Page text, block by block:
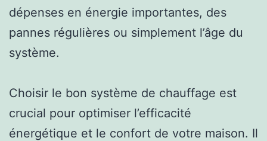
dépenses en énergie importantes, des
pannes régulières ou simplement l’âge du
système.
Choisir le bon système de chauffage est
crucial pour optimiser l’efficacité
énergétique et le confort de votre maison. Il